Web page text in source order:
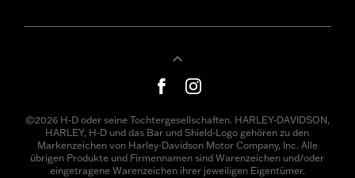
©2026 H-D oder seine Tochtergesellschaften. HARLEY-DAVIDSON,
HARLEY, H-D und das Bar und Shield-Logo gehören zu den
Markenzeichen von Harley-Davidson Motor Company, Inc. Alle
übrigen Produkte und Firmennamen sind Warenzeichen und/oder
eingetragene Warenzeichen ihrer jeweiligen Eigentümer.